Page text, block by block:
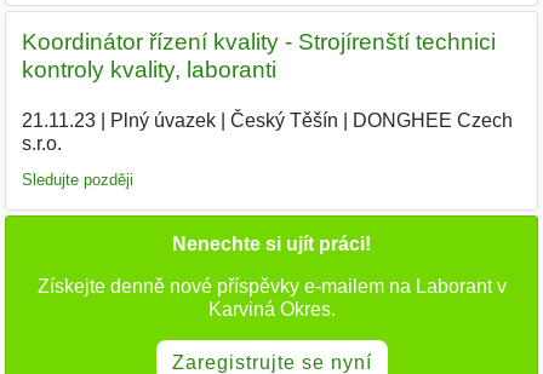
Koordinátor řízení kvality - Strojírenští technici
kontroly kvality, laboranti
21.11.23| Plný úvazek| Český Těšín
DONGHEE Czech
s.r.o.
Sledujte později
Nenechte si ujít práci!
Získejte denně nové příspěvky e-mailem na Laborant v
Karviná Okres.
Zaregistrujte se nyní